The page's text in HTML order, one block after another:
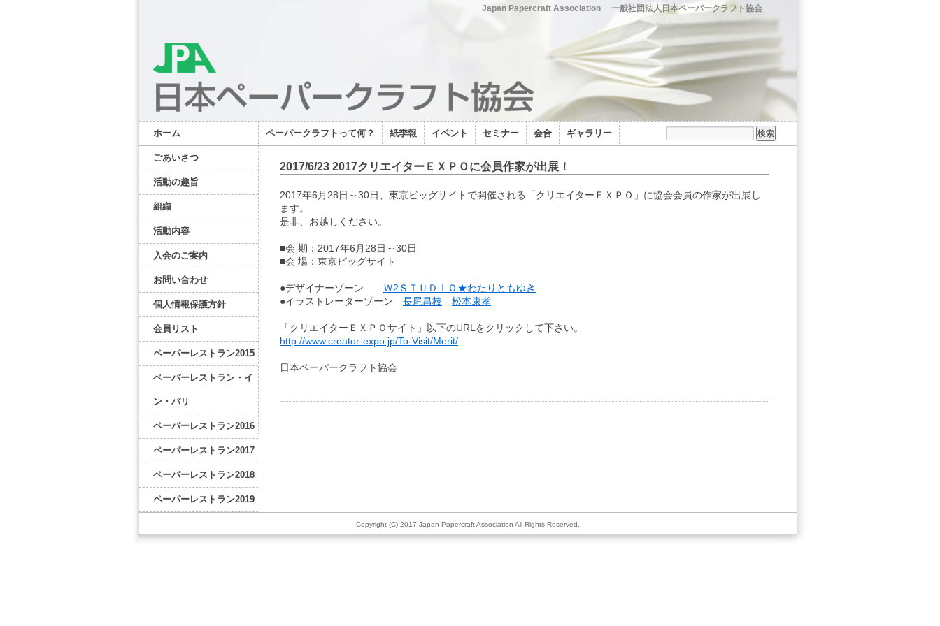
Japan Papercraft Association 一般社団法人日本ペーパークラフト協会
ホーム ペーパークラフトって何？ 紙季報 イベント セミナー 会合 ギャラリー
ごあいさつ
活動の趣旨
組織
活動内容
入会のご案内
お問い合わせ
個人情報保護方針
会員リスト
ペーパーレストラン2015
ペーパーレストラン・イ
ン・パリ
ペーパーレストラン2016
ペーパーレストラン2017
ペーパーレストラン2018
ペーパーレストラン2019
2017/6/23 2017クリエイターＥＸＰＯに会員作家が出展！
2017年6月28日～30日、東京ビッグサイトで開催される「クリエイターＥＸＰＯ」に協会会員の作家が出展し
ます。
是非、お越しください。
■会 期：2017年6月28日～30日
■会 場：東京ビッグサイト
●デザイナーゾーン Ｗ2ＳＴＵＤＩＯ★わたりともゆき
●イラストレーターゾーン 長尾昌枝 松本康孝
「クリエイターＥＸＰＯサイト」以下のURLをクリックして下さい。
http://www.creator-expo.jp/To-Visit/Merit/
日本ペーパークラフト協会
Copyright (C) 2017 Japan Papercraft Association All Rights Reserved.